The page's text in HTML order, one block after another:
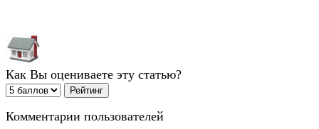
Как Вы оцениваете эту статью?
Комментарии пользователей